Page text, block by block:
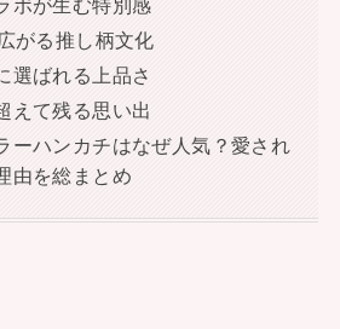
がる推し柄文化
選ばれる上品さ
えて残る思い出
ーハンカチはなぜ人気？愛され
由を総まとめ